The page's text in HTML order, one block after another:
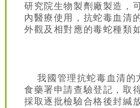
研究院生物製劑廠製造，
內醫療使用，抗蛇毒血清
外觀及相對應的毒蛇種類
我國管理抗蛇毒血清的
食藥署申請查驗登記，取
採取逐批檢驗合格後封緘